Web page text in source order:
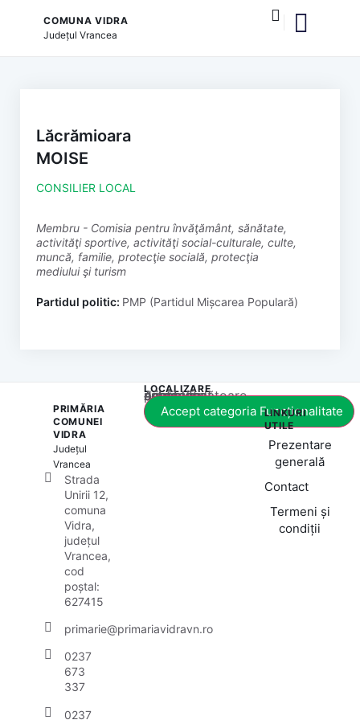
COMUNA VIDRA
JudețulVrancea
Lăcrămioara
MOISE
CONSILIER LOCAL
membru - Comisia pentru învăţământ, sănătate,
activităţi sportive, activităţi social-culturale, culte,
muncă, familie, protecţie socială, protecţia
mediului şi turism
Partidul politic: PMP (Partidul Mișcarea Populară)
PRIMĂRIA
COMUNEI
VIDRA
Județul
Vrancea
Strada
Unirii 12,
comuna
Vidra,
județul
Vrancea,
cod
poștal:
627415
primarie@primariavidravn.ro
0237
673
337
0237
LOCALIZARE
Acest conținut este blocat până când acceptați categoria corespunzătoare de cookie-uri.
Accept categoria Funcționalitate
LINKURI
UTILE
Prezentare
generală
Contact
Termeni și
condiții